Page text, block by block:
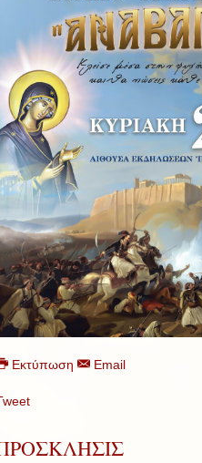
Εκτύπωση Email